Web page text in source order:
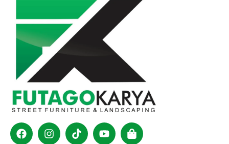
FacebookInstagram
TiktokYoutubeShopping-
bag